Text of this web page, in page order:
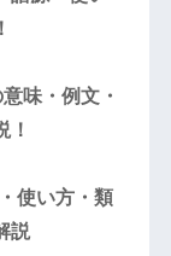
味・例文・
！
使い方・類
説